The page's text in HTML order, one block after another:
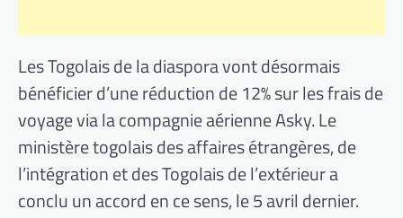
Les Togolais de la diaspora vont désormais
bénéficier d’une réduction de 12% sur les frais de
voyage via la compagnie aérienne Asky. Le
ministère togolais des affaires étrangères, de
l’intégration et des Togolais de l’extérieur a
conclu un accord en ce sens, le 5 avril dernier.